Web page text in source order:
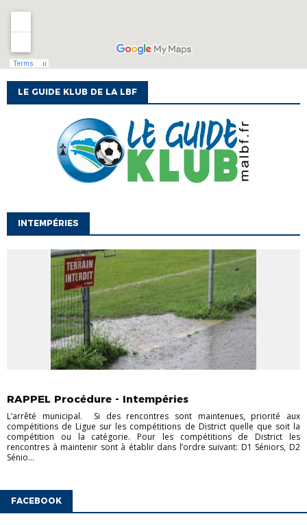
LE GUIDE KLUB DE LA LBF
INTEMPÉRIES
SÉNIORS
FOOT DES JEUNES À 11 FOOT FÉMININ
RAPPEL Procédure - Intempéries
L’arrêté municipal. Si des rencontres sont maintenues, priorité aux
compétitions de Ligue sur les compétitions de District quelle que soit la
compétition ou la catégorie. Pour les compétitions de District les
rencontres à maintenir sont à établir dans l’ordre suivant: D1 Séniors, D2
Sénio...
FACEBOOK